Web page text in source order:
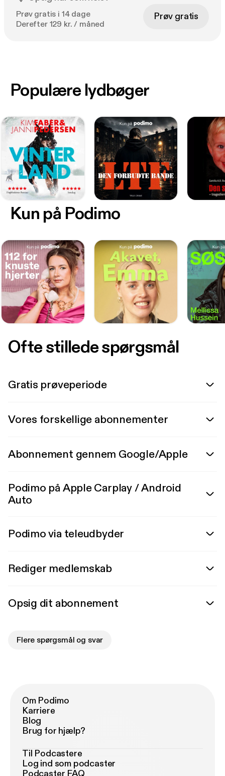
Prøv gratis i 14 dage
Derefter 129 kr. / måned
Prøv gratis
Kun på Podimo
Populære lydbøger
Ofte stillede spørgsmål
Gratis prøveperiode
Vores forskellige abonnementer
Abonnement gennem Google/Apple
Podimo på Apple Carplay / Android
Auto
Podimo via teleudbyder
Rediger medlemskab
Opsig dit abonnement
Flere spørgsmål og svar
Om Podimo
Karriere
Blog
Brug for hjælp?
Til Podcastere
Log ind som podcaster